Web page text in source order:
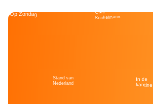
Op Zondag
Stand van
Nederland
Café
Kockelmann
In de
kantine